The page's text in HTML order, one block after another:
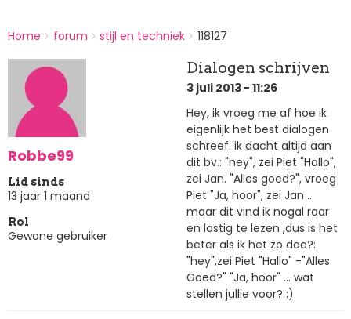
BREADCRUMBS
You
here:
Home forum stijl en techniek 118127
Robbe99
Lid sinds
13 jaar 1 maand
Rol
Gewone gebruiker
Dialogen schrijven
3 juli 2013 - 11:26
Hey, ik vroeg me af hoe ik
eigenlijk het best dialogen
schreef. ik dacht altijd aan
dit bv.: "hey", zei Piet "Hallo",
zei Jan. "Alles goed?", vroeg
Piet "Ja, hoor", zei Jan ...
maar dit vind ik nogal raar
en lastig te lezen ,dus is het
beter als ik het zo doe?:
"hey",zei Piet "Hallo" -"Alles
Goed?" "Ja, hoor" ... wat
stellen jullie voor? :)